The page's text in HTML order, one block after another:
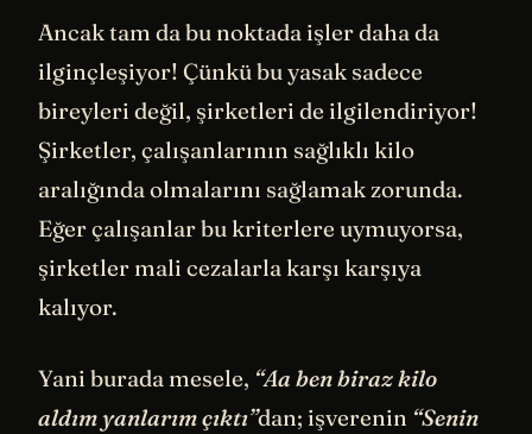
Ancak tam da bu noktada işler daha da
ilginçleşiyor! Çünkü bu yasak sadece
bireyleri değil, şirketleri de ilgilendiriyor!
Şirketler, çalışanlarının sağlıklı kilo
aralığında olmalarını sağlamak zorunda.
Eğer çalışanlar bu kriterlere uymuyorsa,
şirketler mali cezalarla karşı karşıya
kalıyor.
Yani burada mesele, “Aa ben biraz kilo
aldım yanlarım çıktı”dan; işverenin “Senin